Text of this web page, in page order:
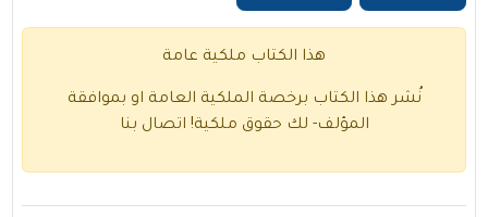
هذا الكتاب ملكية عامة
نُشر هذا الكتاب برخصة الملكية العامة او بموافقة
المؤلف- لك حقوق ملكية! اتصال بنا